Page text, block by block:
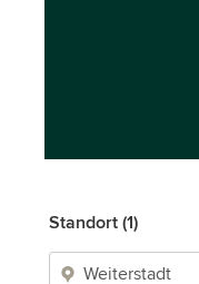
Standort (1)